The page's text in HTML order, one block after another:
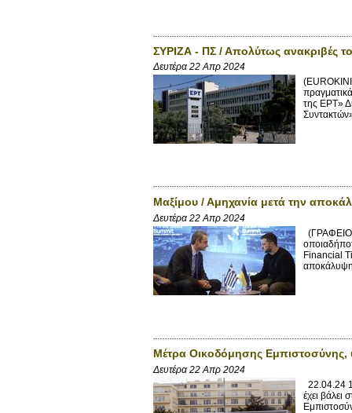
ΣΥΡΙΖΑ - ΠΣ / Απολύτως ανακριβές
Δευτέρα 22 Απρ 2024
της ΕΡΤ»
Μαξίμου / Αμηχανία μετά την
Δευτέρα 22 Απρ 2024
Financial
Μέτρα Οικοδόμησης Εμπιστοσύνης,
Δευτέρα 22 Απρ 2024
22.04.24
έχει